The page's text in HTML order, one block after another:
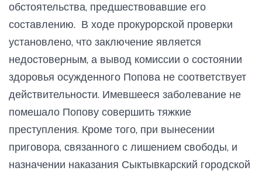
обстоятельства, предшествовавшие его
составлению. В ходе прокурорской проверки
установлено, что заключение является
недостоверным, а вывод комиссии о состоянии
здоровья осужденного Попова не соответствует
действительности. Имевшееся заболевание не
помешало Попову совершить тяжкие
преступления. Кроме того, при вынесении
приговора, связанного с лишением свободы, и
назначении наказания Сыктывкарский городской